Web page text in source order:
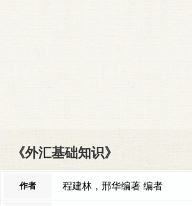
《外汇基础知识》
作者 程建林，邢华编著 编者